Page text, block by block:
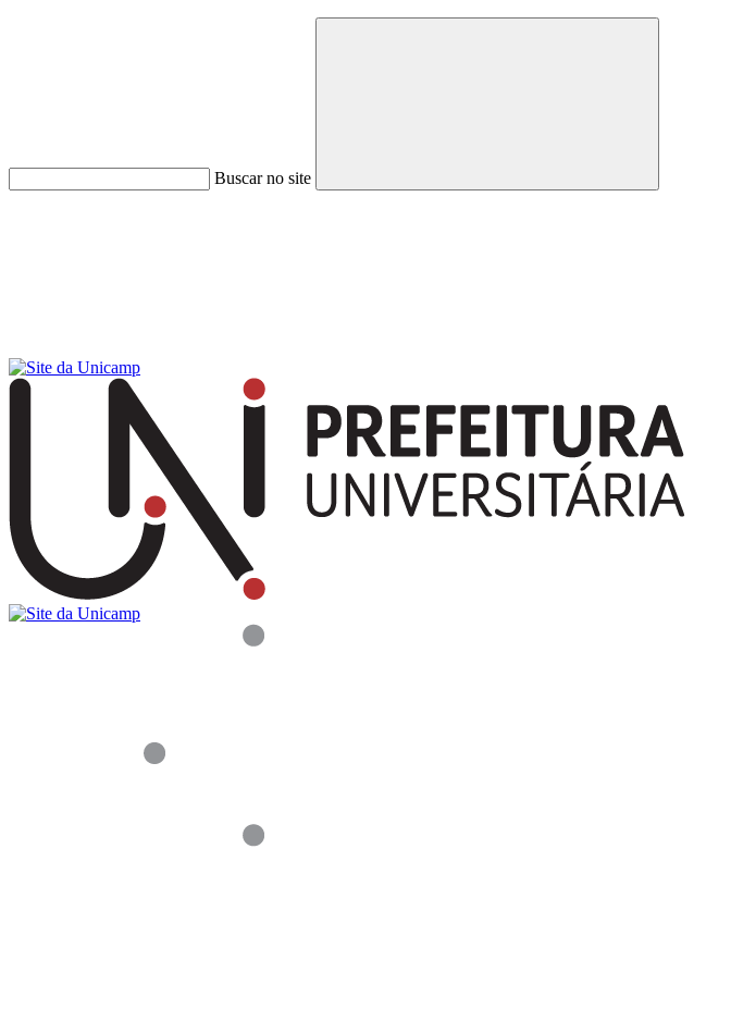
Buscar no site
Buscar